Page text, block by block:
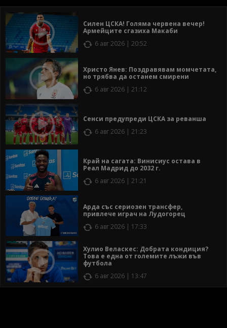
Силен ЦСКА! Голяма червена вечер!
Армейците сгазиха Макаби
6 авг 2026 | 20:52
Христо Янев: Поздравявам момчетата,
но трябва да останем смирени
6 авг 2026 | 21:12
Сенси предупреди ЦСКА за реванша
6 авг 2026 | 21:23
Край на сагата: Винисиус остава в
Реал Мадрид до 2032 г.
6 авг 2026 | 21:21
Арда със сериозен трансфер,
привлече играч на Лудогорец
6 авг 2026 | 17:33
Хулио Веласкес: Добрата кондиция?
Това е една от големите лъжи във
футбола
6 авг 2026 | 13:47